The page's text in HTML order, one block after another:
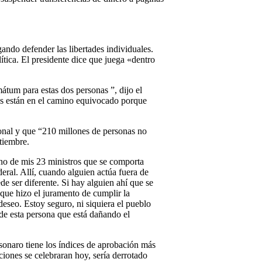
defender las libertades individuales.
El presidente dice que juega «dentro
para estas dos personas ”, dijo el
están en el camino equivocado porque
y que “210 millones de personas no
de mis 23 ministros que se comporta
Allí, cuando alguien actúa fuera de
ser diferente. Si hay alguien ahí que se
hizo el juramento de cumplir la
Estoy seguro, ni siquiera el pueblo
esta persona que está dañando el
tiene los índices de aprobación más
se celebraran hoy, sería derrotado